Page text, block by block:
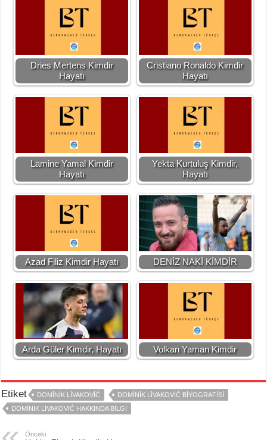
Dries Mertens Kimdir
Hayatı
Cristiano Ronaldo Kimdir
Hayatı
Lamine Yamal Kimdir
Hayatı
Yekta Kurtuluş Kimdir,
Hayatı
Azad Filiz Kimdir Hayatı DENİZ NAKİ KİMDİR
Arda Güler Kimdir, Hayatı Volkan Yaman Kimdir
Etiket DOMINIK LIVAKOVIĆ
DOMINIK LIVAKOVIĆ BIYOGRAFISI
DOMINIK LIVAKOVIĆ HAKKINDA BILGI
Önceki